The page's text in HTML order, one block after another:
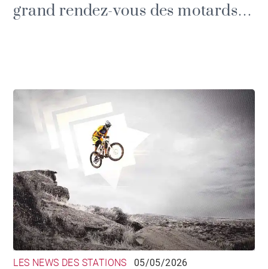
grand rendez-vous des motards
LES NEWS DES STATIONS 05/05/2026